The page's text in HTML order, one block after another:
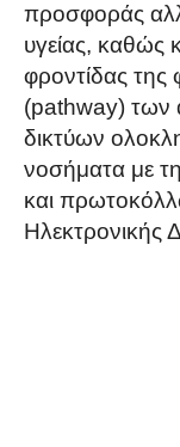
προσφοράς
υγείας, καθώς
φροντίδας της
(pathway) των
δικτύων
νοσήματα με
και
Ηλεκτρονικής